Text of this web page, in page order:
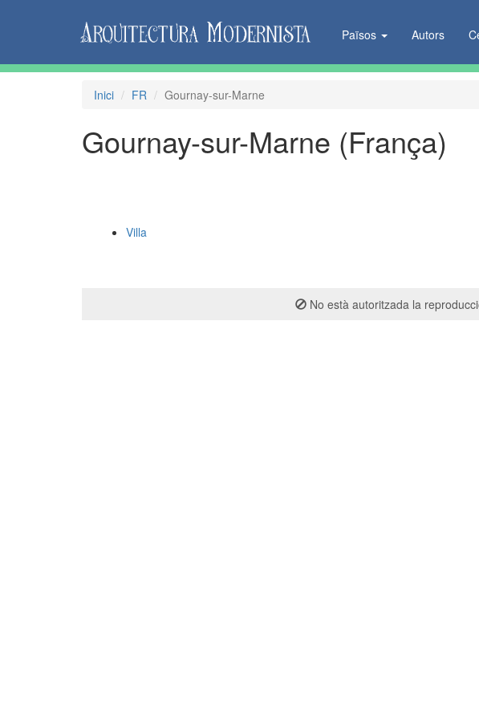
Països Autors
Inici FR Gournay-sur-Marne
Gournay-sur-Marne (França)
Villa
No està autoritzada la